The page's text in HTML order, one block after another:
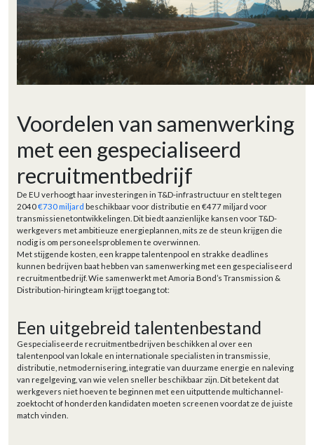
Voordelen van samenwerking
met een gespecialiseerd
recruitmentbedrijf
De EU verhoogt haar investeringen in T&D-infrastructuur en stelt tegen
2040€730 miljard beschikbaar voor distributie en €477 miljard voor
transmissienetontwikkelingen. Dit biedt aanzienlijke kansen voor T&D-
werkgevers met ambitieuze energieplannen, mits ze de steun krijgen die
nodig is om personeelsproblemen te overwinnen.
Met stijgende kosten, een krappe talentenpool en strakke deadlines
kunnen bedrijven baat hebben van samenwerking met een gespecialiseerd
recruitmentbedrijf. Wie samenwerkt met Amoria Bond’s Transmission &
Distribution-hiringteam krijgt toegang tot:
Een uitgebreid talentenbestand
Gespecialiseerde recruitmentbedrijven beschikken al over een
talentenpool van lokale en internationale specialisten in transmissie,
distributie, netmodernisering, integratie van duurzame energie en naleving
van regelgeving, van wie velen sneller beschikbaar zijn. Dit betekent dat
werkgevers niet hoeven te beginnen met een uitputtende multichannel-
zoektocht of honderden kandidaten moeten screenen voordat ze de juiste
match vinden.